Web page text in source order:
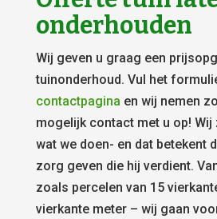
onderhouden
Wij geven u graag een
tuinonderhoud. Vul het
contactpagina en wij nemen
mogelijk contact met u op! Wij
wat we doen- en dat betekent
zorg geven die hij verdient.
zoals percelen van 15
vierkante meter – wij gaan